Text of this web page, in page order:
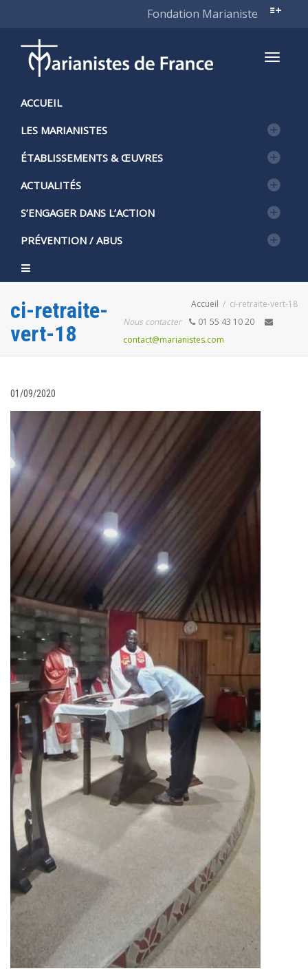
Fondation Marianiste
ACCUEIL
LES MARIANISTES
ÉTABLISSEMENTS & ŒUVRES
ACTUALITÉS
S’ENGAGER DANS L’ACTION
PRÉVENTION / ABUS
ci-retraite-
vert-18
Accueil
ci-retraite-vert-18
Nous contacter
01 55 43 10 20
contact@marianistes.com
01/09/2020